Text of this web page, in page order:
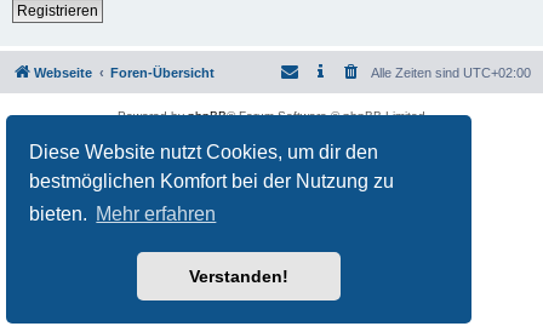
Diese Website nutzt Cookies, um dir den
bestmöglichen Komfort bei der Nutzung zu
bieten. Mehr erfahren
Verstanden!
Registrieren
Webseite Foren-Übersicht Alle Zeiten sind UTC+02:00
Powered byphpBB® Forum Software © phpBB Limited
Datenschutz|Nutzungsbedingungen